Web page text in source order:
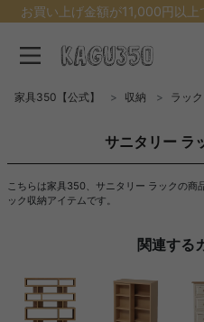
お買い上げ金額が11,000円以上
家具350【公式】 収納 ラック
サニタリー ラ
こちらは家具350、サニタリー ラックの商
ック収納アイテムです。
関連する